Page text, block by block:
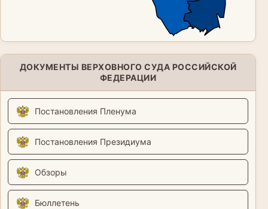
ДОКУМЕНТЫ ВЕРХОВНОГО СУДА РОССИЙСКОЙ
ФЕДЕРАЦИИ
Постановления Пленума
Постановления Президиума
Обзоры
Бюллетень